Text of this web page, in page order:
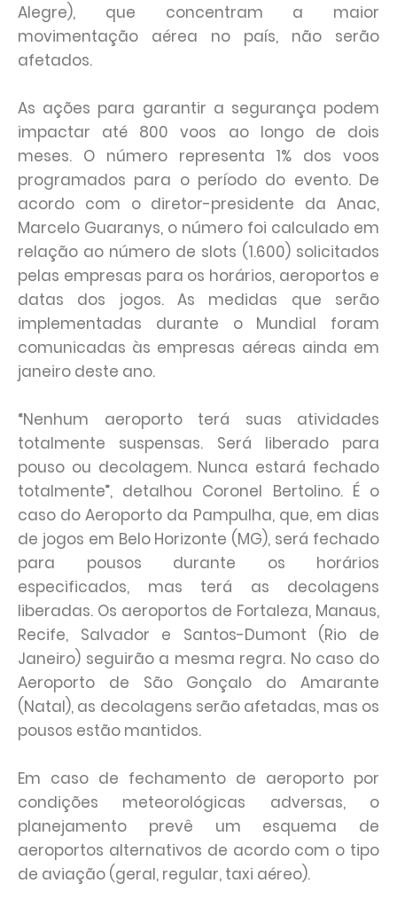
Alegre), que concentram a maior
movimentação aérea no país, não serão
afetados.
As ações para garantir a segurança podem
impactar até 800 voos ao longo de dois
meses. O número representa 1% dos voos
programados para o período do evento. De
acordo com o diretor-presidente da Anac,
Marcelo Guaranys, o número foi calculado em
relação ao número de slots (1.600) solicitados
pelas empresas para os horários, aeroportos e
datas dos jogos. As medidas que serão
implementadas durante o Mundial foram
comunicadas às empresas aéreas ainda em
janeiro deste ano.
“Nenhum aeroporto terá suas atividades
totalmente suspensas. Será liberado para
pouso ou decolagem. Nunca estará fechado
totalmente”, detalhou Coronel Bertolino. É o
caso do Aeroporto da Pampulha, que, em dias
de jogos em Belo Horizonte (MG), será fechado
para pousos durante os horários
especificados, mas terá as decolagens
liberadas. Os aeroportos de Fortaleza, Manaus,
Recife, Salvador e Santos-Dumont (Rio de
Janeiro) seguirão a mesma regra. No caso do
Aeroporto de São Gonçalo do Amarante
(Natal), as decolagens serão afetadas, mas os
pousos estão mantidos.
Em caso de fechamento de aeroporto por
condições meteorológicas adversas, o
planejamento prevê um esquema de
aeroportos alternativos de acordo com o tipo
de aviação (geral, regular, taxi aéreo).